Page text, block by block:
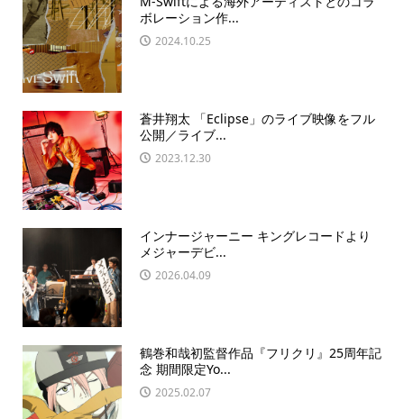
ボレーション作...
2024.10.25
蒼井翔太 「Eclipse」のライブ映像をフル
公開／ライブ...
2023.12.30
インナージャーニー キングレコードより
メジャーデビ...
2026.04.09
鶴巻和哉初監督作品『フリクリ』25周年記
念 期間限定Yo...
2025.02.07